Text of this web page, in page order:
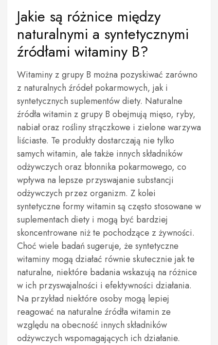
Jakie są różnice między
naturalnymi a syntetycznymi
źródłami witaminy B?
Witaminy z grupy B można pozyskiwać zarówno
z naturalnych źródeł pokarmowych, jak i
syntetycznych suplementów diety. Naturalne
źródła witamin z grupy B obejmują mięso, ryby,
nabiał oraz rośliny strączkowe i zielone warzywa
liściaste. Te produkty dostarczają nie tylko
samych witamin, ale także innych składników
odżywczych oraz błonnika pokarmowego, co
wpływa na lepsze przyswajanie substancji
odżywczych przez organizm. Z kolei
syntetyczne formy witamin są często stosowane w
suplementach diety i mogą być bardziej
skoncentrowane niż te pochodzące z żywności.
Choć wiele badań sugeruje, że syntetyczne
witaminy mogą działać równie skutecznie jak te
naturalne, niektóre badania wskazują na różnice
w ich przyswajalności i efektywności działania.
Na przykład niektóre osoby mogą lepiej
reagować na naturalne źródła witamin ze
względu na obecność innych składników
odżywczych wspomagających ich działanie.